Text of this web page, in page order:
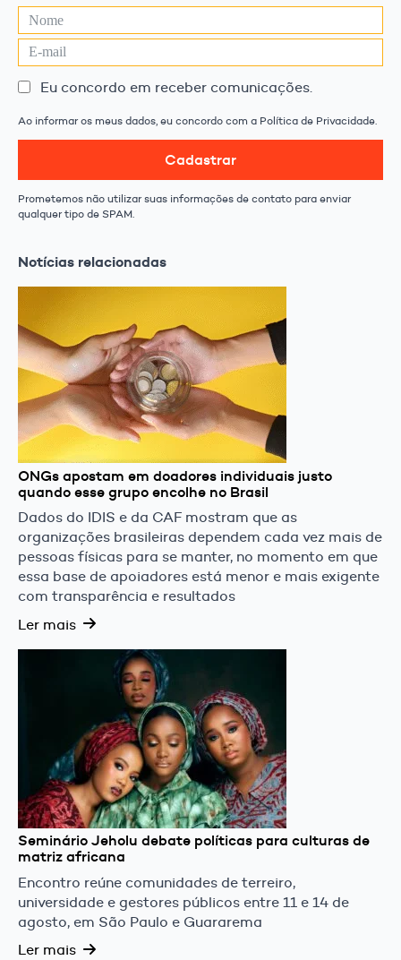
Eu concordo em receber comunicações.
Ao informar os meus dados, eu concordo com a Política de Privacidade.
Cadastrar
Prometemos não utilizar suas informações de contato para enviar
qualquer tipo de SPAM.
Notícias relacionadas
ONGs apostam em doadores individuais justo
quando esse grupo encolhe no Brasil
Dados do IDIS e da CAF mostram que as
organizações brasileiras dependem cada vez mais de
pessoas físicas para se manter, no momento em que
essa base de apoiadores está menor e mais exigente
com transparência e resultados
Ler mais
Seminário Jeholu debate políticas para culturas de
matriz africana
Encontro reúne comunidades de terreiro,
universidade e gestores públicos entre 11 e 14 de
agosto, em São Paulo e Guararema
Ler mais